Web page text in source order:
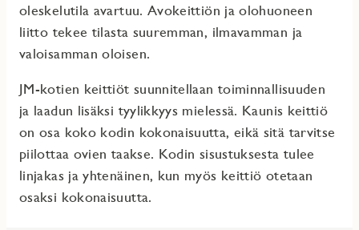
oleskelutila avartuu. Avokeittiön ja olohuoneen
liitto tekee tilasta suuremman, ilmavamman ja
valoisamman oloisen.
JM-kotien keittiöt suunnitellaan toiminnallisuuden
ja laadun lisäksi tyylikkyys mielessä. Kaunis keittiö
on osa koko kodin kokonaisuutta, eikä sitä tarvitse
piilottaa ovien taakse. Kodin sisustuksesta tulee
linjakas ja yhtenäinen, kun myös keittiö otetaan
osaksi kokonaisuutta.